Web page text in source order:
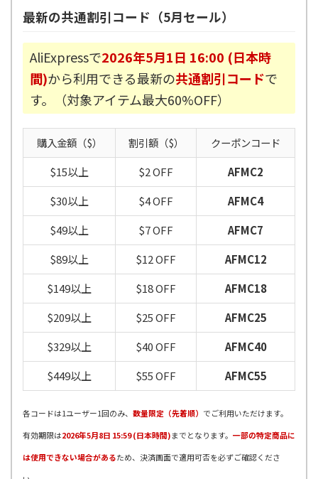
最新の共通割引コード（5月セール）
AliExpressで2026年5月1日 16:00 (日本時
間)から利用できる最新の共通割引コードで
す。（対象アイテム最大60%OFF）
購入金額（$） 割引額（$）
クーポンコード
$15以上
$2 OFF
AFMC2
$30以上
$4 OFF
AFMC4
$49以上
$7 OFF
AFMC7
$89以上
$12 OFF
AFMC12
$149以上
$18 OFF
AFMC18
$209以上
$25 OFF
AFMC25
$329以上
$40 OFF
AFMC40
$449以上
$55 OFF AFMC55
各コードは1ユーザー1回のみ、 数量限定（先着順） でご利用いただけます。
有効期限は2026年5月8日 15:59 (日本時間)までとなります。 一部の特定商品に
は使用できない場合があるため、決済画面で適用可否を必ずご確認くださ